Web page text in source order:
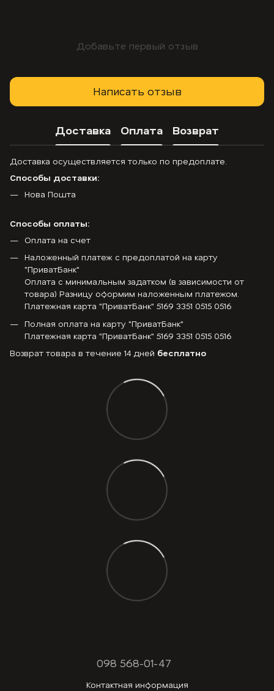
Добавьте первый отзыв
Написать отзыв
Доставка Оплата Возврат
Доставка осуществляется только по предоплате.
Способы доставки:
Нова Пошта
Способы оплаты:
Оплата на счет
Наложенный платеж с предоплатой на карту
"ПриватБанк"
Оплата с минимальным задатком (в зависимости от
товара) Разницу оформим наложенным платежом.
Платежная карта "ПриватБанк" 5169 3351 0515 0516
Полная оплата на карту "ПриватБанк"
Платежная карта "ПриватБанк" 5169 3351 0515 0516
Возврат товара в течение 14 дней бесплатно
098 568-01-47
Контактная информация